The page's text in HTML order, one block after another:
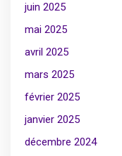
juin 2025
mai 2025
avril 2025
mars 2025
février 2025
janvier 2025
décembre 2024